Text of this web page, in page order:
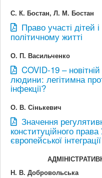
С. К. Бостан, Л. М. Бостан
Право участі дітей
політичному житті
О. П. Васильченко
COVID-19 –
людини: легітимна
інфекції?
О. В. Сінькевич
Значення
конституційного права
європейської
Н. В. Добровольська